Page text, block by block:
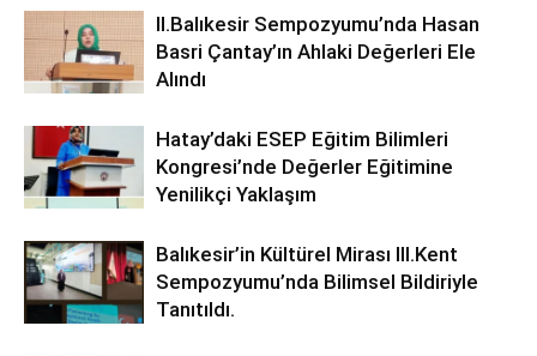
ll.Balıkesir Sempozyumu’nda Hasan
Basri Çantay’ın Ahlaki Değerleri Ele
Alındı
Hatay’daki ESEP Eğitim Bilimleri
Kongresi’nde Değerler Eğitimine
Yenilikçi Yaklaşım
Balıkesir’in Kültürel Mirası lll.Kent
Sempozyumu’nda Bilimsel Bildiriyle
Tanıtıldı.